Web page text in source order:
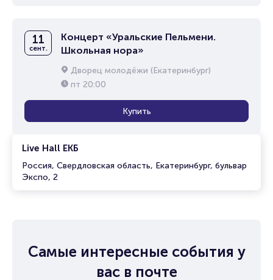
Live Hall ЕКБ
Россия, Свердловская область, Екатеринбург, бульвар
Экспо, 2
11
сент.
Концерт «Уральские Пельмени.
Школьная нора»
Дворец молодёжи (Екатеринбург)
пт 20:00
Купить
Самые интересные события у
вас в почте